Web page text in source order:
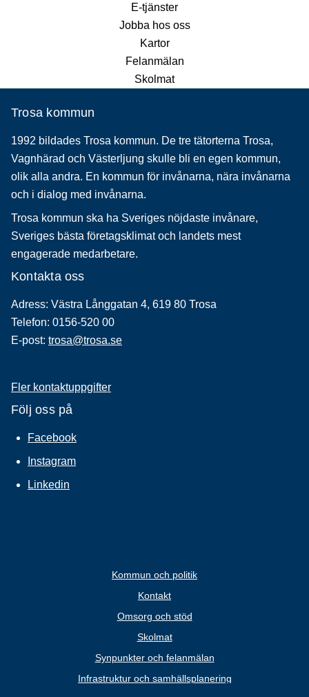
E-tjänster
Jobba hos oss
Kartor
Felanmälan
Skolmat
Trosa kommun
1992 bildades Trosa kommun. De tre tätorterna Trosa,
Vagnhärad och Västerljung skulle bli en egen kommun,
olik alla andra. En kommun för invånarna, nära invånarna
och i dialog med invånarna.
Trosa kommun ska ha Sveriges nöjdaste invånare,
Sveriges bästa företagsklimat och landets mest
engagerade medarbetare.
Kontakta oss
Adress: Västra Långgatan 4, 619 80 Trosa
Telefon: 0156-520 00
E-post: trosa@trosa.se
Fler kontaktuppgifter
Följ oss på
Facebook
Instagram
Linkedin
Kommun och politik
Kontakt
Omsorg och stöd
Skolmat
Synpunkter och felanmälan
Infrastruktur och samhällsplanering